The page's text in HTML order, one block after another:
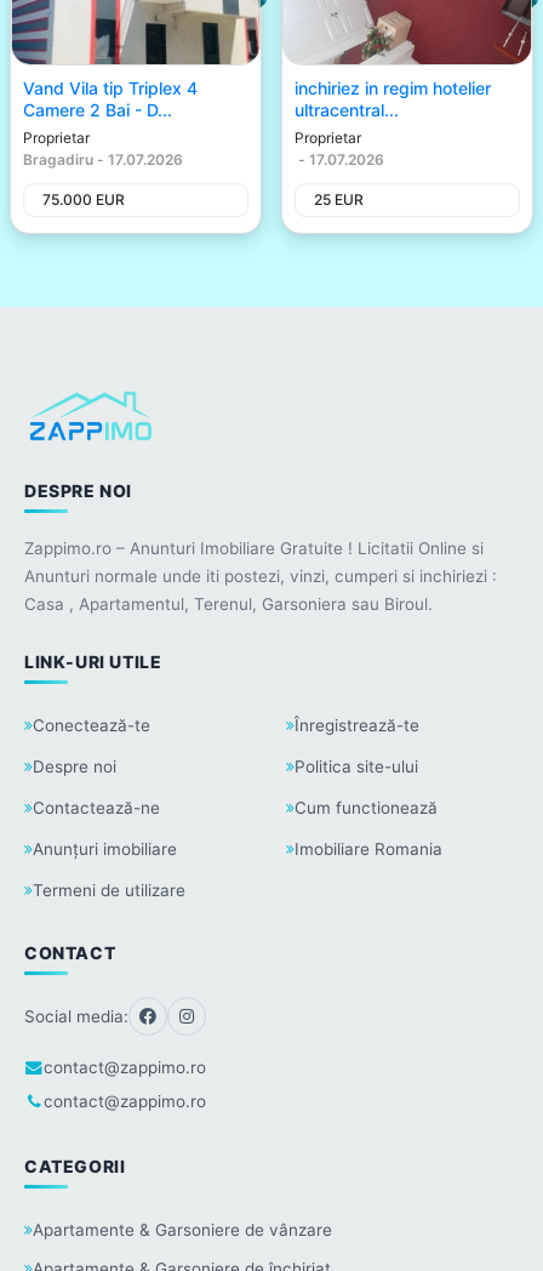
Vand Vila tip Triplex 4
Camere 2 Bai - D...
Proprietar
Bragadiru - 17.07.2026
75.000 EUR
inchiriez in regim hotelier
ultracentral...
Proprietar
- 17.07.2026
25 EUR
DESPRE NOI
Zappimo.ro – Anunturi Imobiliare Gratuite ! Licitatii Online si
Anunturi normale unde iti postezi, vinzi, cumperi si inchiriezi :
Casa , Apartamentul, Terenul, Garsoniera sau Biroul.
LINK-URI UTILE
Conectează-te Înregistrează-te
Despre noi Politica site-ului
Contactează-ne Cum functionează
Anunțuri imobiliare Imobiliare Romania
Termeni de utilizare
CONTACT
Social media:
contact@zappimo.ro
contact@zappimo.ro
CATEGORII
Apartamente & Garsoniere de vânzare